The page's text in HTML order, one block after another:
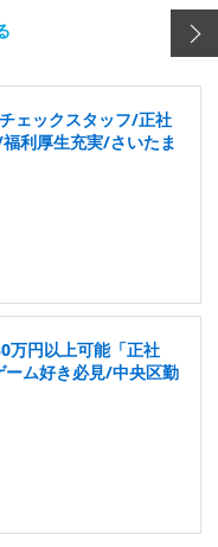
ェックスタッフ/正社
利厚生充実/さいたま
万円以上可能「正社
ム好き必見/中央区勤